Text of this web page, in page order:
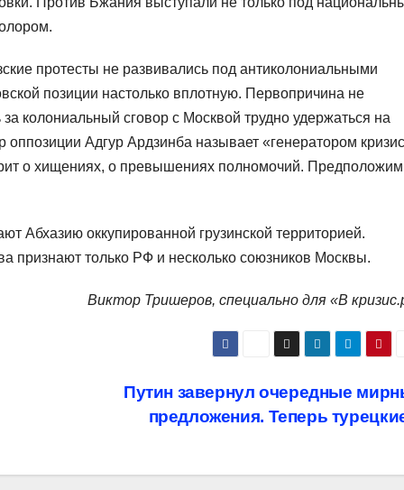
протесты не развивались под антиколониальными
позиции настолько вплотную. Первопричина не
колониальный сговор с Москвой трудно удержаться на
Адгур Ардзинба называет «генератором
о хищениях, о превышениях полномочий.
Абхазию оккупированной грузинской территорией.
признают только РФ и несколько союзников Москвы.
Виктор Тришеров, специально для «В
Путин завернул очередные
предложения. Теперь